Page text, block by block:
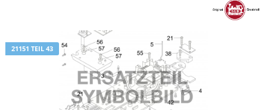
21151 TEIL 43